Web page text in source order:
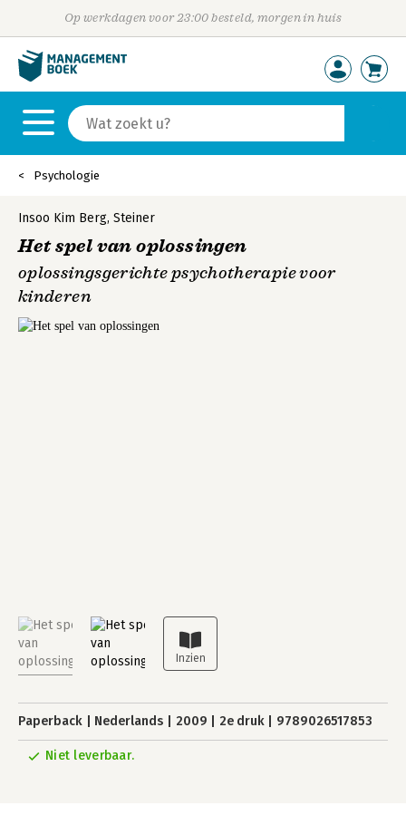
Op werkdagen voor 23:00 besteld, morgen in huis
Psychologie
Insoo Kim Berg, Steiner
Het spel van oplossingen
oplossingsgerichte psychotherapie voor
kinderen
Paperback Nederlands 2009 2e druk 9789026517853
Niet leverbaar.